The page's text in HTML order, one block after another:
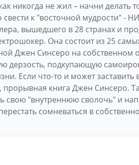
никогда не жил – начни делать
к "восточной мудрости" -
вышедшего в 28 странах и
Она состоит из 25
Джен Синсеро на собственном
дерзость, подкупающую
Если что-то и может заставить
прорывная книга Джен Синсеро.
свою "внутреннюю сволочь" и
сомневаться в